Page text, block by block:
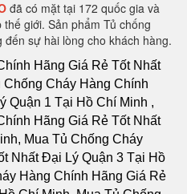
đã có mặt tại 172 quốc gia và
giới. Sản phẩm Tủ chống
sự hài lòng cho khách hàng.
Tàu Tại Bà Rịa - Vũng Tàu, Mua Tủ Chống Cháy Hàng Chính Hãng Giá Rẻ Tốt Nhất Đại Lý Thành phố Bà Rịa Tại Bà Rịa - Vũng Tàu, Mua Tủ Chống Cháy Hàng Chính Hãng Giá Rẻ Tốt Nhất Đại Lý Huyện Châu Đức Tại Bà Rịa - Vũng Tàu, Mua Tủ Chống Cháy Hàng Chính Hãng Giá Rẻ Tốt Nhất Đại Lý Huyện Xuyên Mộc Tại Bà Rịa - Vũng Tàu, Mua Tủ Chống Cháy Hàng Chính Hãng Giá Rẻ Tốt Nhất Đại Lý Huyện Long Điền Tại Bà Rịa - Vũng Tàu, Mua Tủ Chống Cháy Hàng Chính Hãng Giá Rẻ Tốt Nhất Đại Lý Huyện Đất Đỏ Tại Bà Rịa - Vũng Tàu, Mua Tủ Chống Cháy Hàng Chính Hãng Giá Rẻ Tốt Nhất Đại Lý Huyện Tân Thành Tại Bà Rịa - Vũng Tàu, Tỉnh Bà Rịa - Vũng Tàu Tại Bà Rịa - Vũng Tàu, Mua Tủ Chống Cháy Hàng Chính Hãng Giá Rẻ Tốt Nhất Đại Lý Bạc Liêu, Mua Tủ Chống Cháy Hàng Chính Hãng Giá Rẻ Tốt Nhất Đại Lý Thành phố Bạc Liêu Tại Bạc Liêu, Mua Tủ Chống Cháy Hàng Chính Hãng Giá Rẻ Tốt Nhất Đại Lý Huyện Hồng Dân Tại Bạc Liêu, Mua Tủ Chống Cháy Hàng Chính Hãng Giá Rẻ Tốt Nhất Đại Lý Huyện Phước Long Tại Bạc Liêu, Mua Tủ Chống Cháy Hàng Chính Hãng Giá Rẻ Tốt Nhất Đại Lý Huyện Vĩnh Lợi Tại Bạc Liêu, Mua Tủ Chống Cháy Hàng Chính Hãng Giá Rẻ Tốt Nhất Đại Lý Thị xã Giá Rai Tại Bạc Liêu, Mua Tủ Chống Cháy Hàng Chính Hãng Giá Rẻ Tốt Nhất Đại Lý Huyện Đông Hải Tại Bạc Liêu, Mua Tủ Chống Cháy Hàng Chính Hãng Giá Rẻ Tốt Nhất Đại Lý Huyện Hoà Bình Tại Bạc Liêu, Mua Tủ Chống Cháy Hàng Chính Hãng Giá Rẻ Tốt Nhất Đại Lý Bắc Kạn, Mua Tủ Chống Cháy Hàng Chính Hãng Giá Rẻ Tốt Nhất Đại Lý Thành Phố Bắc Kạn, Mua Tủ Chống Cháy Hàng Chính Hãng Giá Rẻ Tốt Nhất Đại Lý Huyện Pác Nặm Tại Bắc Kạn, Mua Tủ Chống Cháy Hàng Chính Hãng Giá Rẻ Tốt Nhất Đại Lý Huyện Ba Bể Tại Bắc Kạn, Mua Tủ Chống Cháy Hàng Chính Hãng Giá Rẻ Tốt Nhất Đại Lý Huyện Ngân Sơn Tại Bắc Kạn, Mua Tủ Chống Cháy Hàng Chính Hãng Giá Rẻ Tốt Nhất Đại Lý Huyện Bạch Thông Tại Bắc Kạn, Mua Tủ Chống Cháy Hàng Chính Hãng Giá Rẻ Tốt Nhất Đại Lý Huyện Chợ Đồn Tại Bắc Kạn, Mua Tủ Chống Cháy Hàng Chính Hãng Giá Rẻ Tốt Nhất Đại Lý Huyện Chợ Mới Tại Bắc Kạn, Huyện Na Rì Tại Bắc Kạn, Mua Tủ Chống Cháy Hàng Chính Hãng Giá Rẻ Tốt Nhất Đại Lý Bắc Giang, Mua Tủ Chống Cháy Hàng Chính Hãng Giá Rẻ Tốt Nhất Đại Lý Thành phố Bắc Giang, Mua Tủ Chống Cháy Hàng Chính Hãng Giá Rẻ Tốt Nhất Đại Lý Huyện Yên Thế Tại Bắc Giang, Mua Tủ Chống Cháy Hàng Chính Hãng Giá Rẻ Tốt Nhất Đại Lý Huyện Tân Yên Tại Bắc Giang, Mua Tủ Chống Cháy Hàng Chính Hãng Giá Rẻ Tốt Nhất Đại Lý Huyện Lạng Giang Tại Bắc Giang, Mua Tủ Chống Cháy Hàng Chính Hãng Giá Rẻ Tốt Nhất Đại Lý Huyện Lục Nam Tại Bắc Giang, Mua Tủ Chống Cháy Hàng Chính Hãng Giá Rẻ Tốt Nhất Đại Lý Huyện Lục Ngạn Tại Bắc Giang, Mua Tủ Chống Cháy Hàng Chính Hãng Giá Rẻ Tốt Nhất Đại Lý Huyện Sơn Động Tại Bắc Giang, Mua Tủ Chống Cháy Hàng Chính Hãng Giá Rẻ Tốt Nhất Đại Lý Huyện Yên Dũng Tại Bắc Giang, Mua Tủ Chống Cháy Hàng Chính Hãng Giá Rẻ Tốt Nhất Đại Lý Huyện Việt Yên Tại Bắc Giang, Mua Tủ Chống Cháy Hàng Chính Hãng Giá Rẻ Tốt Nhất Đại Lý Huyện Hiệp Hòa Tại Bắc Giang, Mua Tủ Chống Cháy Hàng Chính Hãng Giá Rẻ Tốt Nhất Đại Lý Bắc Ninh, Mua Tủ Chống Cháy Hàng Chính Hãng Giá Rẻ Tốt Nhất Đại Lý Thành phố Bắc Ninh, Mua Tủ Chống Cháy Hàng Chính Hãng Giá Rẻ Tốt Nhất Đại Lý Huyện Yên Phong Tại Bắc Ninh, Mua Tủ Chống Cháy Hàng Chính Hãng Giá Rẻ Tốt Nhất Đại Lý Huyện Quế Võ Tại Bắc Ninh, Mua Tủ Chống Cháy Hàng Chính Hãng Giá Rẻ Tốt Nhất Đại Lý Huyện Tiên Du Tại Bắc Ninh, Mua Tủ Chống Cháy Hàng Chính Hãng Giá Rẻ Tốt Nhất Đại Lý Thị xã Từ Sơn Tại Bắc Ninh, Huyện Thuận Thành Tại Bắc Ninh, Mua Tủ Chống Cháy Hàng Chính Hãng Giá Rẻ Tốt Nhất Đại Lý Huyện Gia Bình Tại Bắc Ninh, Mua Tủ Chống Cháy Hàng Chính Hãng Giá Rẻ Tốt Nhất Đại Lý Huyện Lương Tài Tại Bắc Ninh, Mua Tủ Chống Cháy Hàng Chính Hãng Giá Rẻ Tốt Nhất Đại Lý Bến Tre, Mua Tủ Chống Cháy Hàng Chính Hãng Giá Rẻ Tốt Nhất Đại Lý Thành phố Bến Tre, Mua Tủ Chống Cháy Hàng Chính Hãng Giá Rẻ Tốt Nhất Đại Lý Huyện Châu Thành Tỉnh Bến Tre, Huyện Chợ Lách Tỉnh Bến Tre, Mua Tủ Chống Cháy Hàng Chính Hãng Giá Rẻ Tốt Nhất Đại Lý Huyện Mỏ Cày Nam Tỉnh Bến Tre, Mua Tủ Chống Cháy Hàng Chính Hãng Giá Rẻ Tốt Nhất Đại Lý Huyện Giồng Trôm Tỉnh Bến Tre, Mua Tủ Chống Cháy Hàng Chính Hãng Giá Rẻ Tốt Nhất Đại Lý Huyện Bình Đại Tỉnh Bến Tre, Mua Tủ Chống Cháy Hàng Chính Hãng Giá Rẻ Tốt Nhất Đại Lý Huyện Ba Tri Tỉnh Bến Tre, Mua Tủ Chống Cháy Hàng Chính Hãng Giá Rẻ Tốt Nhất Đại Lý Huyện Thạnh Phú Tỉnh Bến Tre, Mua Tủ Chống Cháy Hàng Chính Hãng Giá Rẻ Tốt Nhất Đại Lý Huyện Mỏ Cày Bắc Tỉnh Bến Tre, Mua Tủ Chống Cháy Hàng Chính Hãng Giá Rẻ Tốt Nhất Đại Lý Bình Dương, Mua Tủ Chống Cháy Hàng Chính Hãng Giá Rẻ Tốt Nhất Đại Lý Tại Thành phố Thủ Dầu Một Tỉnh Bình Dương, Mua Tủ Chống Cháy Hàng Chính Hãng Giá Rẻ Tốt Nhất Đại Lý Tại Huyện Bàu Bàng Tỉnh Bình Dương, Mua Tủ Chống Cháy Hàng Chính Hãng Giá Rẻ Tốt Nhất Đại Lý Tại Huyện Dầu Tiếng Tỉnh Bình Dương, Mua Tủ Chống Cháy Hàng Chính Hãng Giá Rẻ Tốt Nhất Đại Lý Tại Thị xã Bến Cát Tỉnh Bình Dương, Mua Tủ Chống